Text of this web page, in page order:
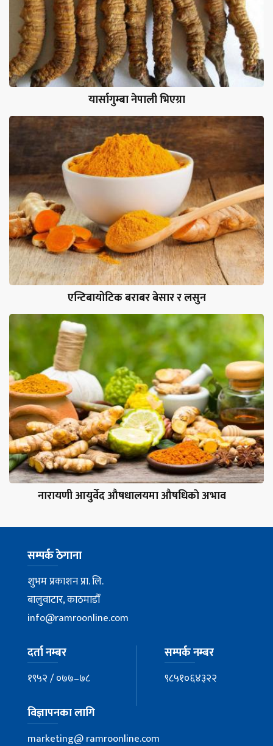
यार्सागुम्बा नेपाली भिएग्रा
एन्टिबायोटिक बराबर बेसार र लसुन
नारायणी आयुर्वेद औषधालयमा औषधिकाे अभाव
सम्पर्क ठेगाना
शुभम प्रकाशन प्रा. लि.
बालुवाटार, काठमाडौँ
info@ramroonline.com
दर्ता नम्बर
१९५२ / ०७७–७८
सम्पर्क नम्बर
९८५१०६४३२२
विज्ञापनका लागि
marketing@ ramroonline.com